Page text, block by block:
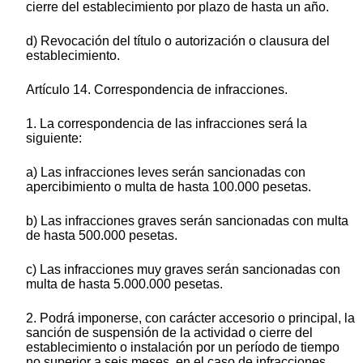
cierre del establecimiento por plazo de hasta un año.
d) Revocación del título o autorización o clausura del
establecimiento.
Artículo 14. Correspondencia de infracciones.
1. La correspondencia de las infracciones será la
siguiente:
a) Las infracciones leves serán sancionadas con
apercibimiento o multa de hasta 100.000 pesetas.
b) Las infracciones graves serán sancionadas con multa
de hasta 500.000 pesetas.
c) Las infracciones muy graves serán sancionadas con
multa de hasta 5.000.000 pesetas.
2. Podrá imponerse, con carácter accesorio o principal, la
sanción de suspensión de la actividad o cierre del
establecimiento o instalación por un período de tiempo